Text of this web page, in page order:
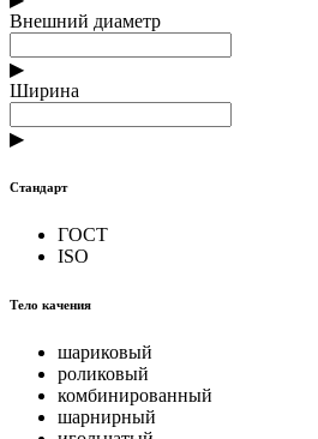
Внешний диаметр
▶
Ширина
▶
Стандарт
ГОСТ
ISO
Тело качения
шариковый
роликовый
комбинированный
шарнирный